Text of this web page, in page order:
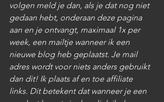
volgen meld je dan, als je dat nog niet
gedaan hebt, onderaan deze pagina
aan en je ontvangt, maximaal 1x per
week, een mailtje wanneer ik een
nieuwe blog heb geplaatst. Je mail
adres wordt voor niets anders gebruikt
dan dit! Ik plaats af en toe affiliate
links. Dit betekent dat wanneer je een